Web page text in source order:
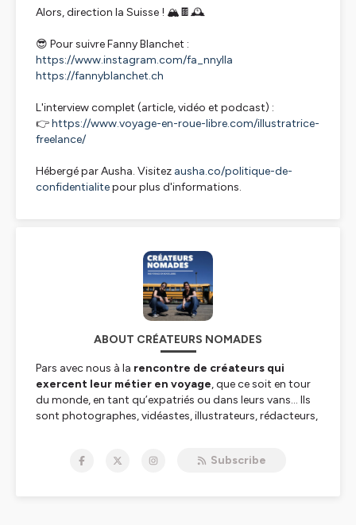
Alors, direction la Suisse ! 🏔️🍫🕰️
😎 Pour suivre Fanny Blanchet :
https://www.instagram.com/fa_nnylla
https://fannyblanchet.ch
L'interview complet (article, vidéo et podcast) :
👉https://www.voyage-en-roue-libre.com/illustratrice-
freelance/
Hébergé par Ausha. Visitez ausha.co/politique-de-
confidentialitepour plus d'informations.
ABOUT CRÉATEURS NOMADES
Pars avec nous à la rencontre de créateurs qui
exercent leur métier en voyage, que ce soit en tour
du monde, en tant qu’expatriés ou dans leurs vans... Ils
sont photographes, vidéastes, illustrateurs, rédacteurs,
leurs passions.
Subscribe